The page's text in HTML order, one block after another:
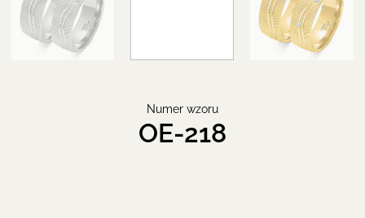
Numer wzoru
OE-218